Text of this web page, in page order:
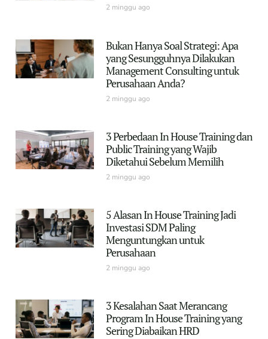
2 minggu ago
Bukan Hanya Soal Strategi: Apa
yang Sesungguhnya Dilakukan
Management Consulting untuk
Perusahaan Anda?
2 minggu ago
3 Perbedaan In House Training dan
Public Training yang Wajib
Diketahui Sebelum Memilih
2 minggu ago
5 Alasan In House Training Jadi
Investasi SDM Paling
Menguntungkan untuk
Perusahaan
2 minggu ago
3 Kesalahan Saat Merancang
Program In House Training yang
Sering Diabaikan HRD